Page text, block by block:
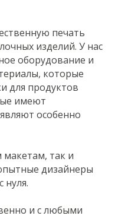
печать
изделий. У нас
оборудование и
которые
для продуктов
имеют
особенно
так и
дизайнеры
нуля.
и с любыми